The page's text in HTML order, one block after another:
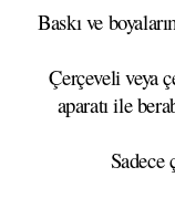
Baskı ve
Çerçeveli veya
aparatı ile
Sadece